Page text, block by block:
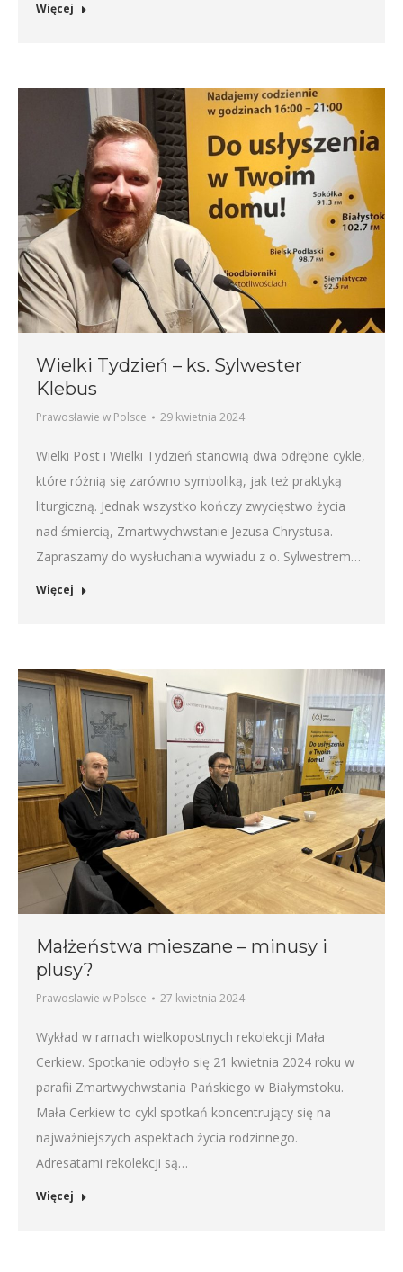
Więcej
Wielki Tydzień – ks. Sylwester
Klebus
Prawosławie w Polsce 29 kwietnia 2024
Wielki Post i Wielki Tydzień stanowią dwa odrębne cykle,
które różnią się zarówno symboliką, jak też praktyką
liturgiczną. Jednak wszystko kończy zwycięstwo życia
nad śmiercią, Zmartwychwstanie Jezusa Chrystusa.
Zapraszamy do wysłuchania wywiadu z o. Sylwestrem…
Więcej
Małżeństwa mieszane – minusy i
plusy?
Prawosławie w Polsce 27 kwietnia 2024
Wykład w ramach wielkopostnych rekolekcji Mała
Cerkiew. Spotkanie odbyło się 21 kwietnia 2024 roku w
parafii Zmartwychwstania Pańskiego w Białymstoku.
Mała Cerkiew to cykl spotkań koncentrujący się na
najważniejszych aspektach życia rodzinnego.
Adresatami rekolekcji są…
Więcej